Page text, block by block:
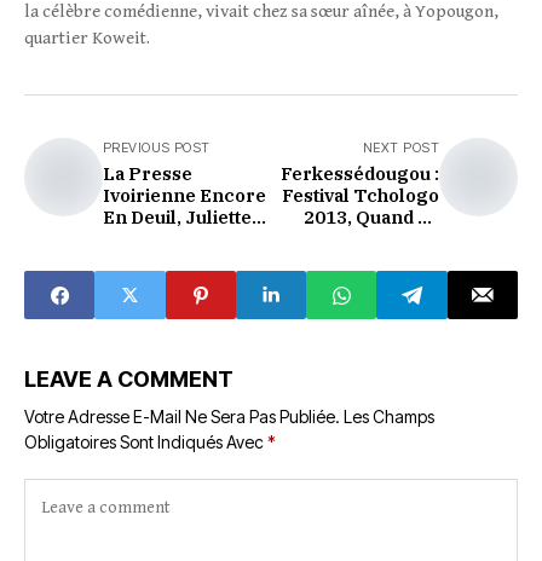
la célèbre comédienne, vivait chez sa sœur aînée, à Yopougon,
quartier Koweit.
PREVIOUS POST
La Presse
Ivoirienne Encore
En Deuil, Juliette
NEXT POST
Ferkessédougou :
Festival Tchologo
2013, Quand La
Locales Fait Rater
Le Festival.
LEAVE A COMMENT
Votre Adresse E-Mail Ne Sera Pas Publiée. Les Champs
Obligatoires Sont Indiqués Avec*